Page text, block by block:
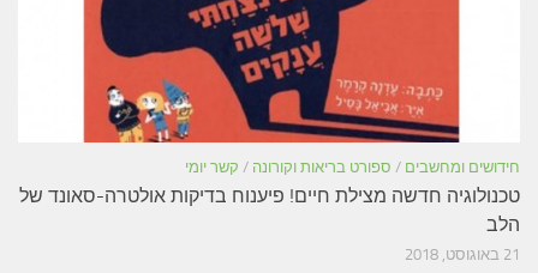
חידושים ומחשבים / ספורט בריאות וקורונה / קשר יומי
טכנולוגיה חדשה מצילת חיים! פיענוח בדיקות אולטרה-סאונד של
הלב
21 באוגוסט, 2018